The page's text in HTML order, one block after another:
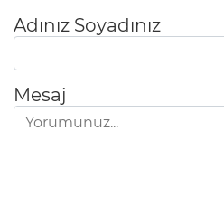
Adınız Soyadınız
Mesaj